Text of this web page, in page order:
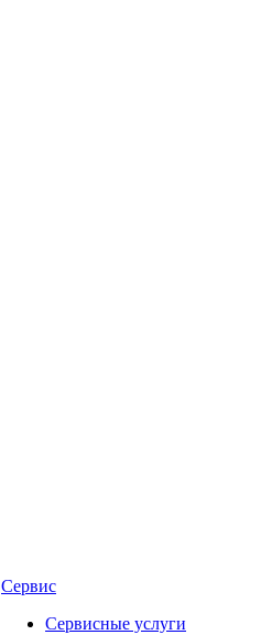
Сервис
Сервисные услуги